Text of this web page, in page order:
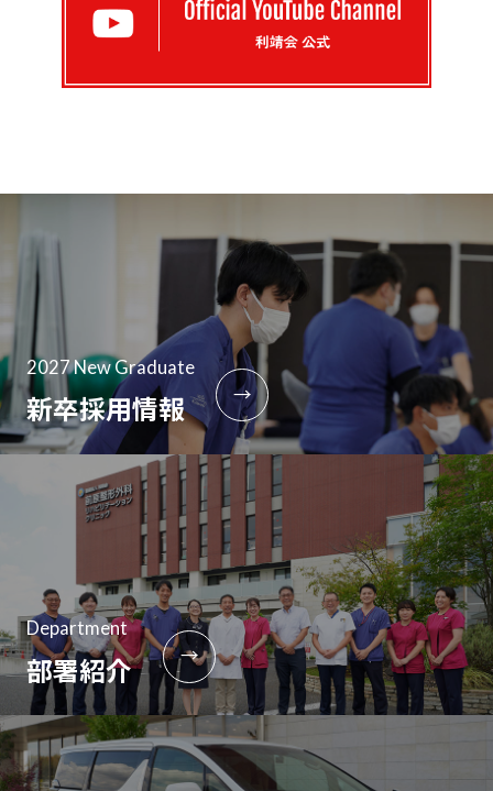
2027 New Graduate
新卒採用情報 →
Department
部署紹介 →